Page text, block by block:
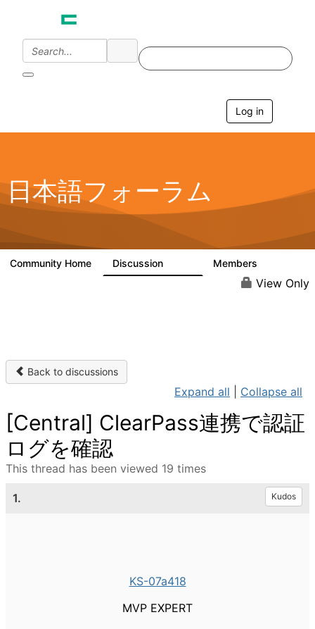
Log in
g
a
o
日本語フォーラム
Community Home Discussion Members
View Only
Back to discussions
Expand all Collapse all
[Central] ClearPass連携で認証
ログを確認
This thread has been viewed 19 times
1. Kudos
KS-07a418
MVP EXPERT